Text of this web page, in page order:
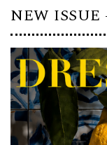
NEW ISSUE